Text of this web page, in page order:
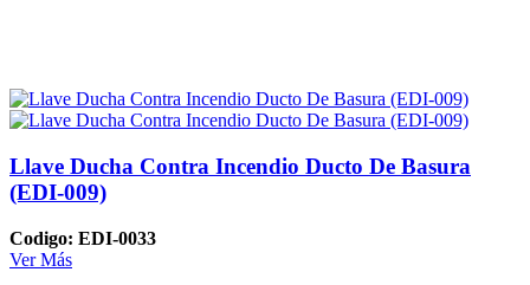
Llave Ducha Contra Incendio Ducto De Basura
(EDI-009)
Codigo: EDI-0033
Ver Más